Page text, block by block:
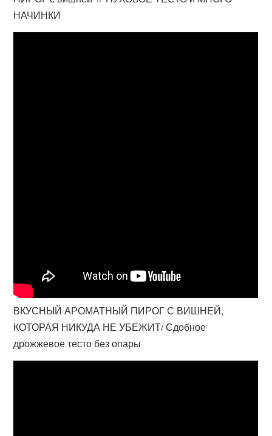
НАЧИНКИ
ВКУСНЫЙ АРОМАТНЫЙ ПИРОГ С ВИШНЕЙ,
КОТОРАЯ НИКУДА НЕ УБЕЖИТ/ Сдобное
дрожжевое тесто без опары